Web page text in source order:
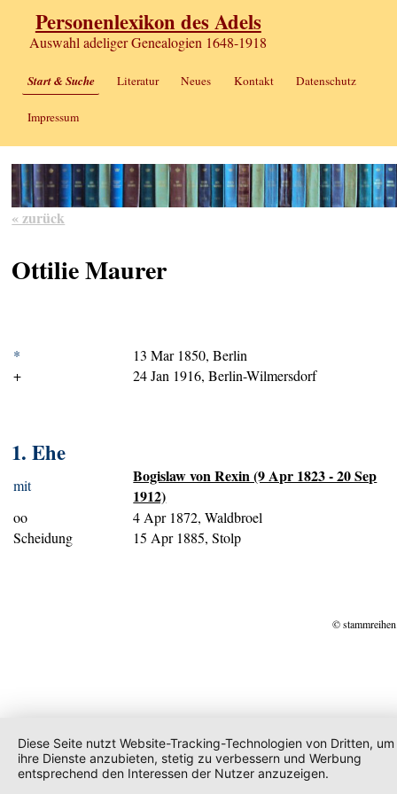
Personenlexikon des Adels
Auswahl adeliger Genealogien 1648-1918
Start & Suche Literatur Neues Kontakt Datenschutz
Impressum
« zurück
Ottilie Maurer
*
13 Mar 1850, Berlin
+
24 Jan 1916, Berlin-Wilmersdorf
1. Ehe
mit
Bogislaw von Rexin (9 Apr 1823 - 20 Sep
1912)
oo
4 Apr 1872, Waldbroel
Scheidung
15 Apr 1885, Stolp
©
Diese Seite nutzt Website-Tracking-Technologien von Dritten, um
ihre Dienste anzubieten, stetig zu verbessern und Werbung
entsprechend den Interessen der Nutzer anzuzeigen.